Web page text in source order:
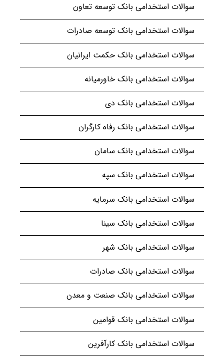
سوالات استخدامی بانک توسعه تعاون
سوالات استخدامی بانک توسعه صادرات
سوالات استخدامی بانک حکمت ایرانیان
سوالات استخدامی بانک خاورمیانه
سوالات استخدامی بانک دی
سوالات استخدامی بانک رفاه کارگران
سوالات استخدامی بانک سامان
سوالات استخدامی بانک سپه
سوالات استخدامی بانک سرمایه
سوالات استخدامی بانک سینا
سوالات استخدامی بانک شهر
سوالات استخدامی بانک صادرات
سوالات استخدامی بانک صنعت و معدن
سوالات استخدامی بانک قوامین
سوالات استخدامی بانک کارآفرین